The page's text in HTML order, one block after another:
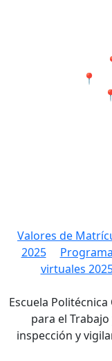
📍
Valores de
2025
virtuales
Escuela
para el
inspección y